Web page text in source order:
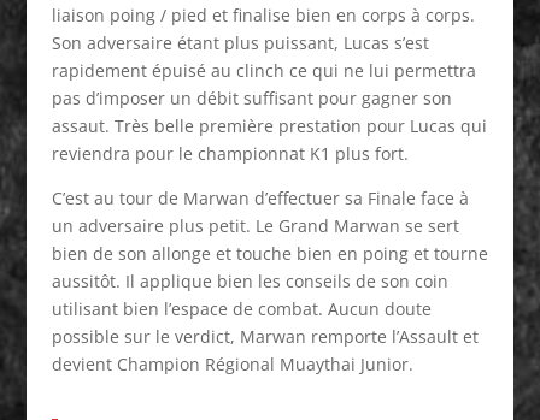
liaison poing / pied et finalise bien en corps à corps.
Son adversaire étant plus puissant, Lucas s’est
rapidement épuisé au clinch ce qui ne lui permettra
pas d’imposer un débit suffisant pour gagner son
assaut. Très belle première prestation pour Lucas qui
reviendra pour le championnat K1 plus fort.
C’est au tour de Marwan d’effectuer sa Finale face à
un adversaire plus petit. Le Grand Marwan se sert
bien de son allonge et touche bien en poing et tourne
aussitôt. Il applique bien les conseils de son coin
utilisant bien l’espace de combat. Aucun doute
possible sur le verdict, Marwan remporte l’Assault et
devient Champion Régional Muaythai Junior.